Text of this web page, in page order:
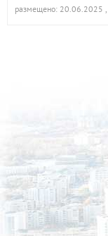
размещено: 20.06.2025